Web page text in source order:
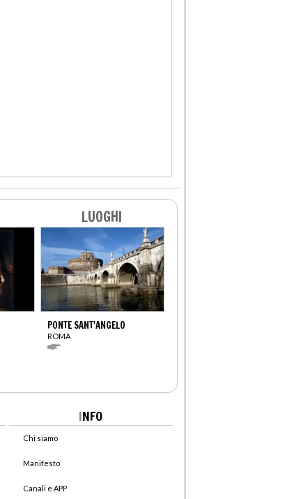
LUOGHI
PONTE SANT'ANGELO
ROMA
INFO
Chi siamo
Manifesto
Canali e APP